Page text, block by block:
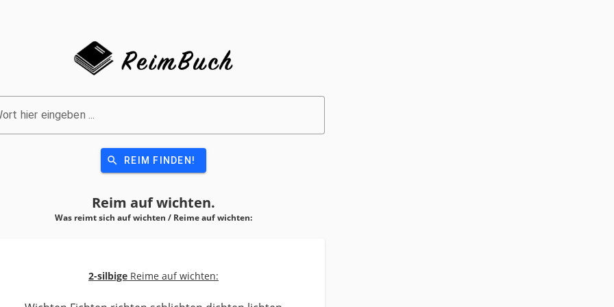
hier eingeben ...
search REIM FINDEN!
Reim aufwichten.
Was reimt sich auf wichten / Reime aufwichten:
2-silbige Reime auf wichten: